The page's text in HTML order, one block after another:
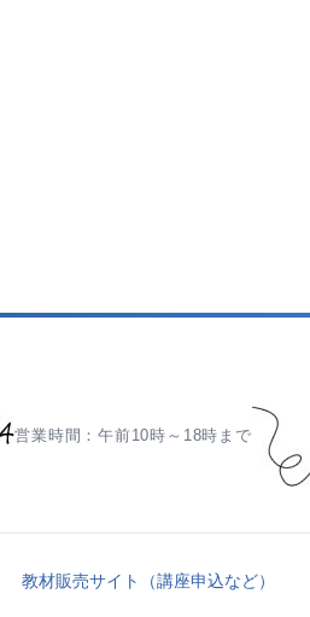
営業時間：午前10時～18時まで
教材販売サイト（講座申込など）